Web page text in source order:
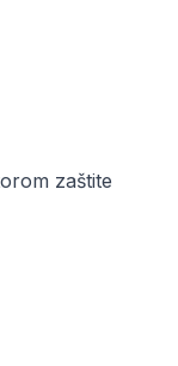
zaštite